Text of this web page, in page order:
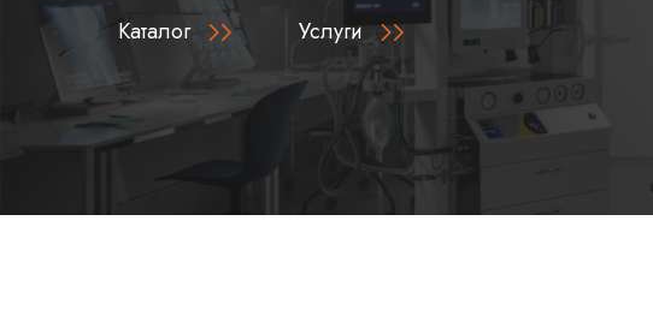
Каталог
Услуги